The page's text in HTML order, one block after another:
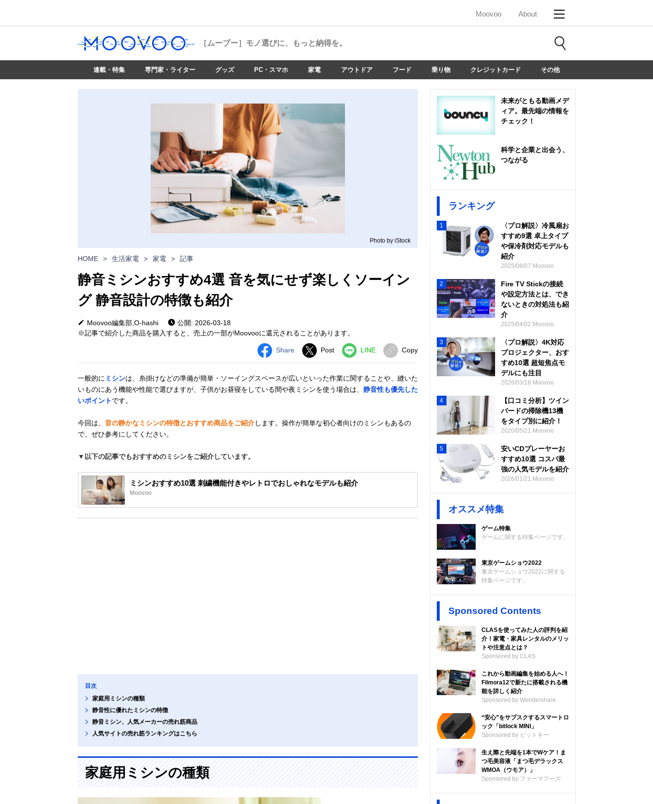
Moovoo About
［ムーブー］ モノ選びに、もっと納得を。
連載・特集 専門家・ライター グッズ PC・スマホ 家電 アウトドア フード 乗り物 クレジットカード その他
Photo by iStock
HOME > 生活家電 > 家電 > 記事
静音ミシンおすすめ4選 音を気にせず楽しくソーイン
グ 静音設計の特徴も紹介
Moovoo編集部,O-hashi
公開: 2026-03-18
※記事で紹介した商品を購入すると、売上の一部がMoovooに還元されることがあります。
Share Post LINE Copy
一般的に ミシンは、糸掛けなどの準備が簡単・ソーイングスペースが広いといった作業に関することや、縫いた
いものにあう機能や性能で選びますが、子供がお昼寝をしている間や夜ミシンを使う場合は、 静音性も優先した
いポイントです。
今回は、 音の静かなミシンの特徴とおすすめ商品をご紹介します。操作が簡単な初心者向けのミシンもあるの
で、ぜひ参考にしてください。
▼以下の記事でもおすすめのミシンをご紹介しています。
ミシンおすすめ10選 刺繍機能付きやレトロでおしゃれなモデルも紹介
Moovoo
目次
家庭用ミシンの種類
静音性に優れたミシンの特徴
静音ミシン、人気メーカーの売れ筋商品
人気サイトの売れ筋ランキングはこちら
家庭用ミシンの種類
未来がともる動画メデ
ィア。最先端の情報を
チェック！
科学と企業と出会う、
つながる
ランキング
1
〈プロ解説〉冷風扇お
すすめ9選 卓上タイプ
や保冷剤対応モデルも
紹介
2025/08/07 Moovoo
2
Fire TV Stickの接続
や設定方法とは、でき
ないときの対処法も紹
介
2025/04/02 Moovoo
3
〈プロ解説〉4K対応
プロジェクター、おす
すめ10選 超短焦点モ
デルにも注目
2026/03/18 Moovoo
4
【口コミ分析】ツイン
バードの掃除機13機
をタイプ別に紹介！
2020/05/21 Moovoo
5
安いCDプレーヤーお
すすめ10選 コスパ最
強の人気モデルを紹介
2026/01/21 Moovoo
オススメ特集
ゲーム特集
ゲームに関する特集ページです。
東京ゲームショウ2022
東京ゲームショウ2022に関する
特集ページです。
Sponsored Contents
CLASを使ってみた人の評判を紹
介！家電・家具レンタルのメリッ
トや注意点とは？
Sponsored by CLAS
これから動画編集を始める人へ！
Filmora12で新たに搭載される機
能を詳しく紹介
Sponsored by Wondershare
“安心”をサブスクするスマートロ
ック「bitlock MINI」
Sponsored by ビットキー
生え際と先端を1本でWケア！ま
つ毛美容液「まつ毛デラックス
WMOA（ウモア）」
Sponsored by ファーマフーズ